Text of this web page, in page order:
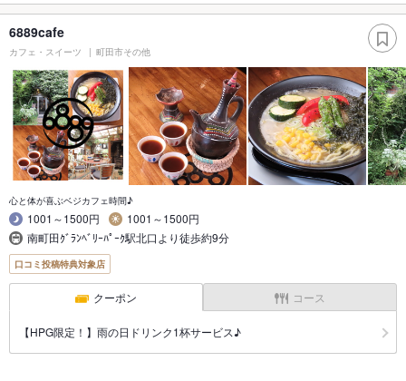
6889cafe
カフェ・スイーツ 町田市その他
心と体が喜ぶベジカフェ時間♪
1001～1500円
1001～1500円
南町田ｸﾞﾗﾝﾍﾞﾘｰﾊﾟｰｸ駅北口より徒歩約9分
口コミ投稿特典対象店
クーポン コース
【HPG限定！】雨の日ドリンク1杯サービス♪